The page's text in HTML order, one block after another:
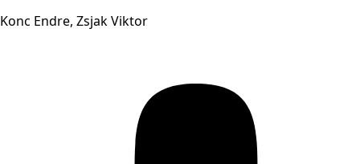
Konc Endre, Zsjak Viktor